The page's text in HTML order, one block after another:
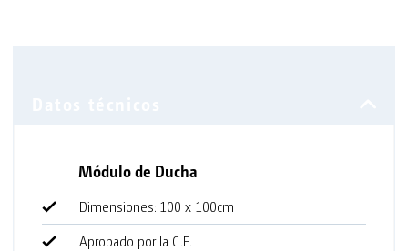
Módulo de Ducha
Dimensiones: 100 x 100cm
Aprobado por la C.E.